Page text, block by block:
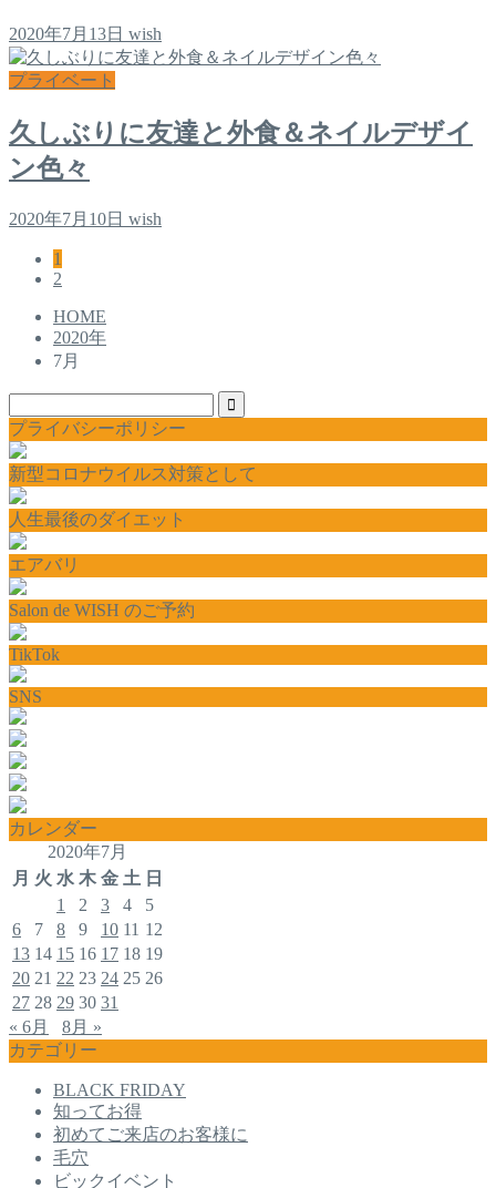
2020年7月13日 wish
プライベート
久しぶりに友達と外食＆ネイルデザイ
ン色々
2020年7月10日 wish
1
2
HOME
2020年
7月
プライバシーポリシー
新型コロナウイルス対策として
人生最後のダイエット
エアバリ
Salon de WISH のご予約
TikTok
SNS
カレンダー
2020年7月
月 火 水 木 金 土 日
1
2 3 4
5
6
7 8 9 10 11 12
13 14 15 16 17 18 19
20 21 22 23 24 25 26
27 28 29 30 31
« 6月
8月 »
カテゴリー
BLACK FRIDAY
知ってお得
初めてご来店のお客様に
毛穴
ビックイベント